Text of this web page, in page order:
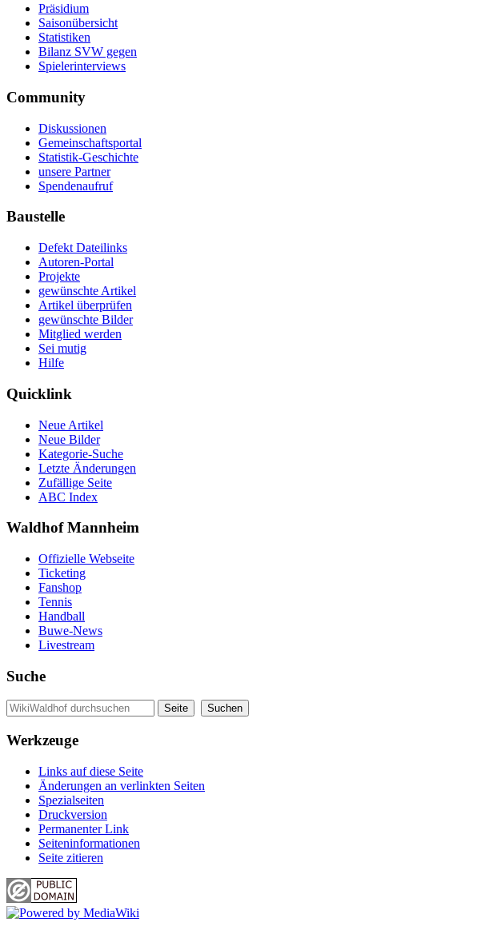
Präsidium
Saisonübersicht
Statistiken
Bilanz SVW gegen
Spielerinterviews
Community
Diskussionen
Gemeinschaftsportal
Statistik-Geschichte
unsere Partner
Spendenaufruf
Baustelle
Defekt Dateilinks
Autoren-Portal
Projekte
gewünschte Artikel
Artikel überprüfen
gewünschte Bilder
Mitglied werden
Sei mutig
Hilfe
Quicklink
Neue Artikel
Neue Bilder
Kategorie-Suche
Letzte Änderungen
Zufällige Seite
ABC Index
Waldhof Mannheim
Offizielle Webseite
Ticketing
Fanshop
Tennis
Handball
Buwe-News
Livestream
Suche
Werkzeuge
Links auf diese Seite
Änderungen an verlinkten Seiten
Spezialseiten
Druckversion
Permanenter Link
Seiten­informationen
Seite zitieren